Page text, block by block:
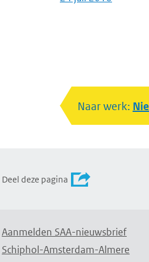
Naar werk:
Deel deze pagina
Aanmelden SAA-nieuwsbrief
Schiphol-Amsterdam-Almere